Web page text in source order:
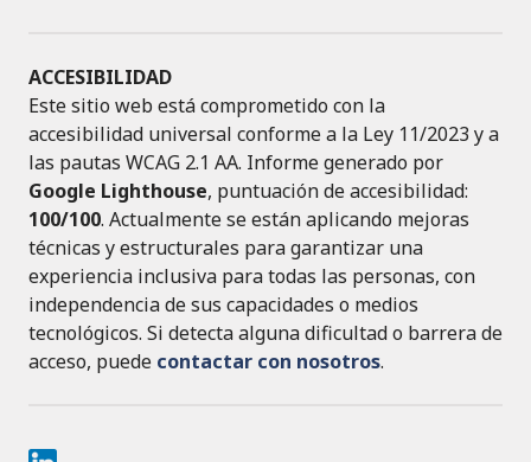
ACCESIBILIDAD
Este sitio web está comprometido con la
accesibilidad universal conforme a la Ley 11/2023 y a
las pautas WCAG 2.1 AA. Informe generado por
Google Lighthouse, puntuación de accesibilidad:
100/100. Actualmente se están aplicando mejoras
técnicas y estructurales para garantizar una
experiencia inclusiva para todas las personas, con
independencia de sus capacidades o medios
tecnológicos. Si detecta alguna dificultad o barrera de
acceso, puede contactar con nosotros.